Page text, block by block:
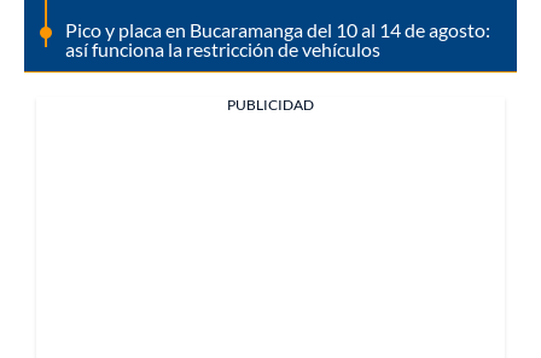
Pico y placa en Bucaramanga del 10 al 14 de agosto:
así funciona la restricción de vehículos
PUBLICIDAD